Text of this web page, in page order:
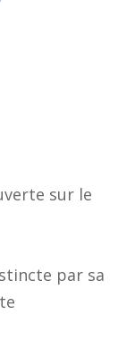
sur le
par sa